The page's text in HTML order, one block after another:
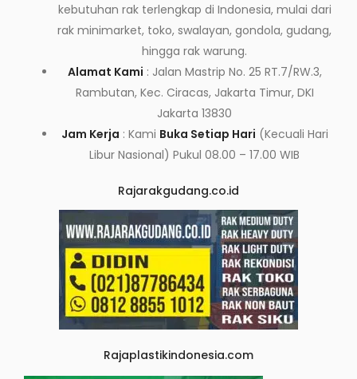
kebutuhan rak terlengkap di Indonesia, mulai dari
rak minimarket, toko, swalayan, gondola, gudang,
hingga rak warung.
Alamat Kami : Jalan Mastrip No. 25 RT.7/RW.3,
Rambutan, Kec. Ciracas, Jakarta Timur, DKI
Jakarta 13830
Jam Kerja : Kami Buka Setiap Hari (Kecuali Hari
Libur Nasional) Pukul 08.00 – 17.00 WIB
Rajarakgudang.co.id
Rajaplastikindonesia.com